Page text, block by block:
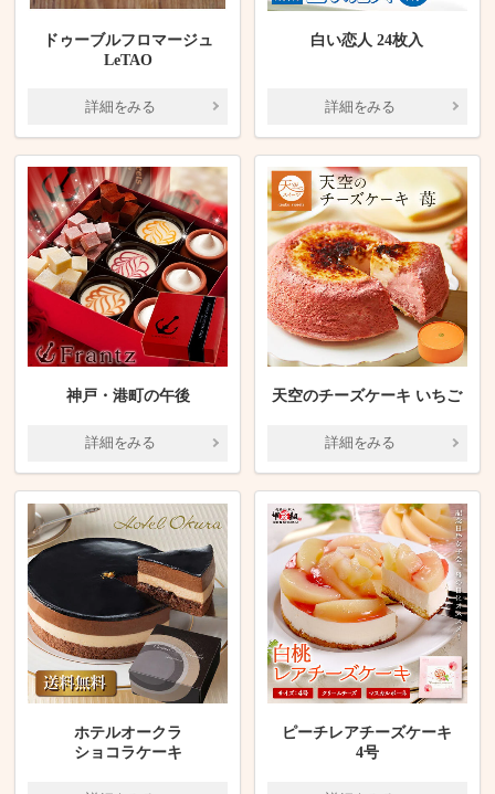
ドゥーブルフロマージュ
LeTAO
詳細をみる
白い恋人 24枚入
詳細をみる
神戸・港町の午後
詳細をみる
天空のチーズケーキ いちご
詳細をみる
ホテルオークラ
ショコラケーキ
ピーチレアチーズケーキ
4号